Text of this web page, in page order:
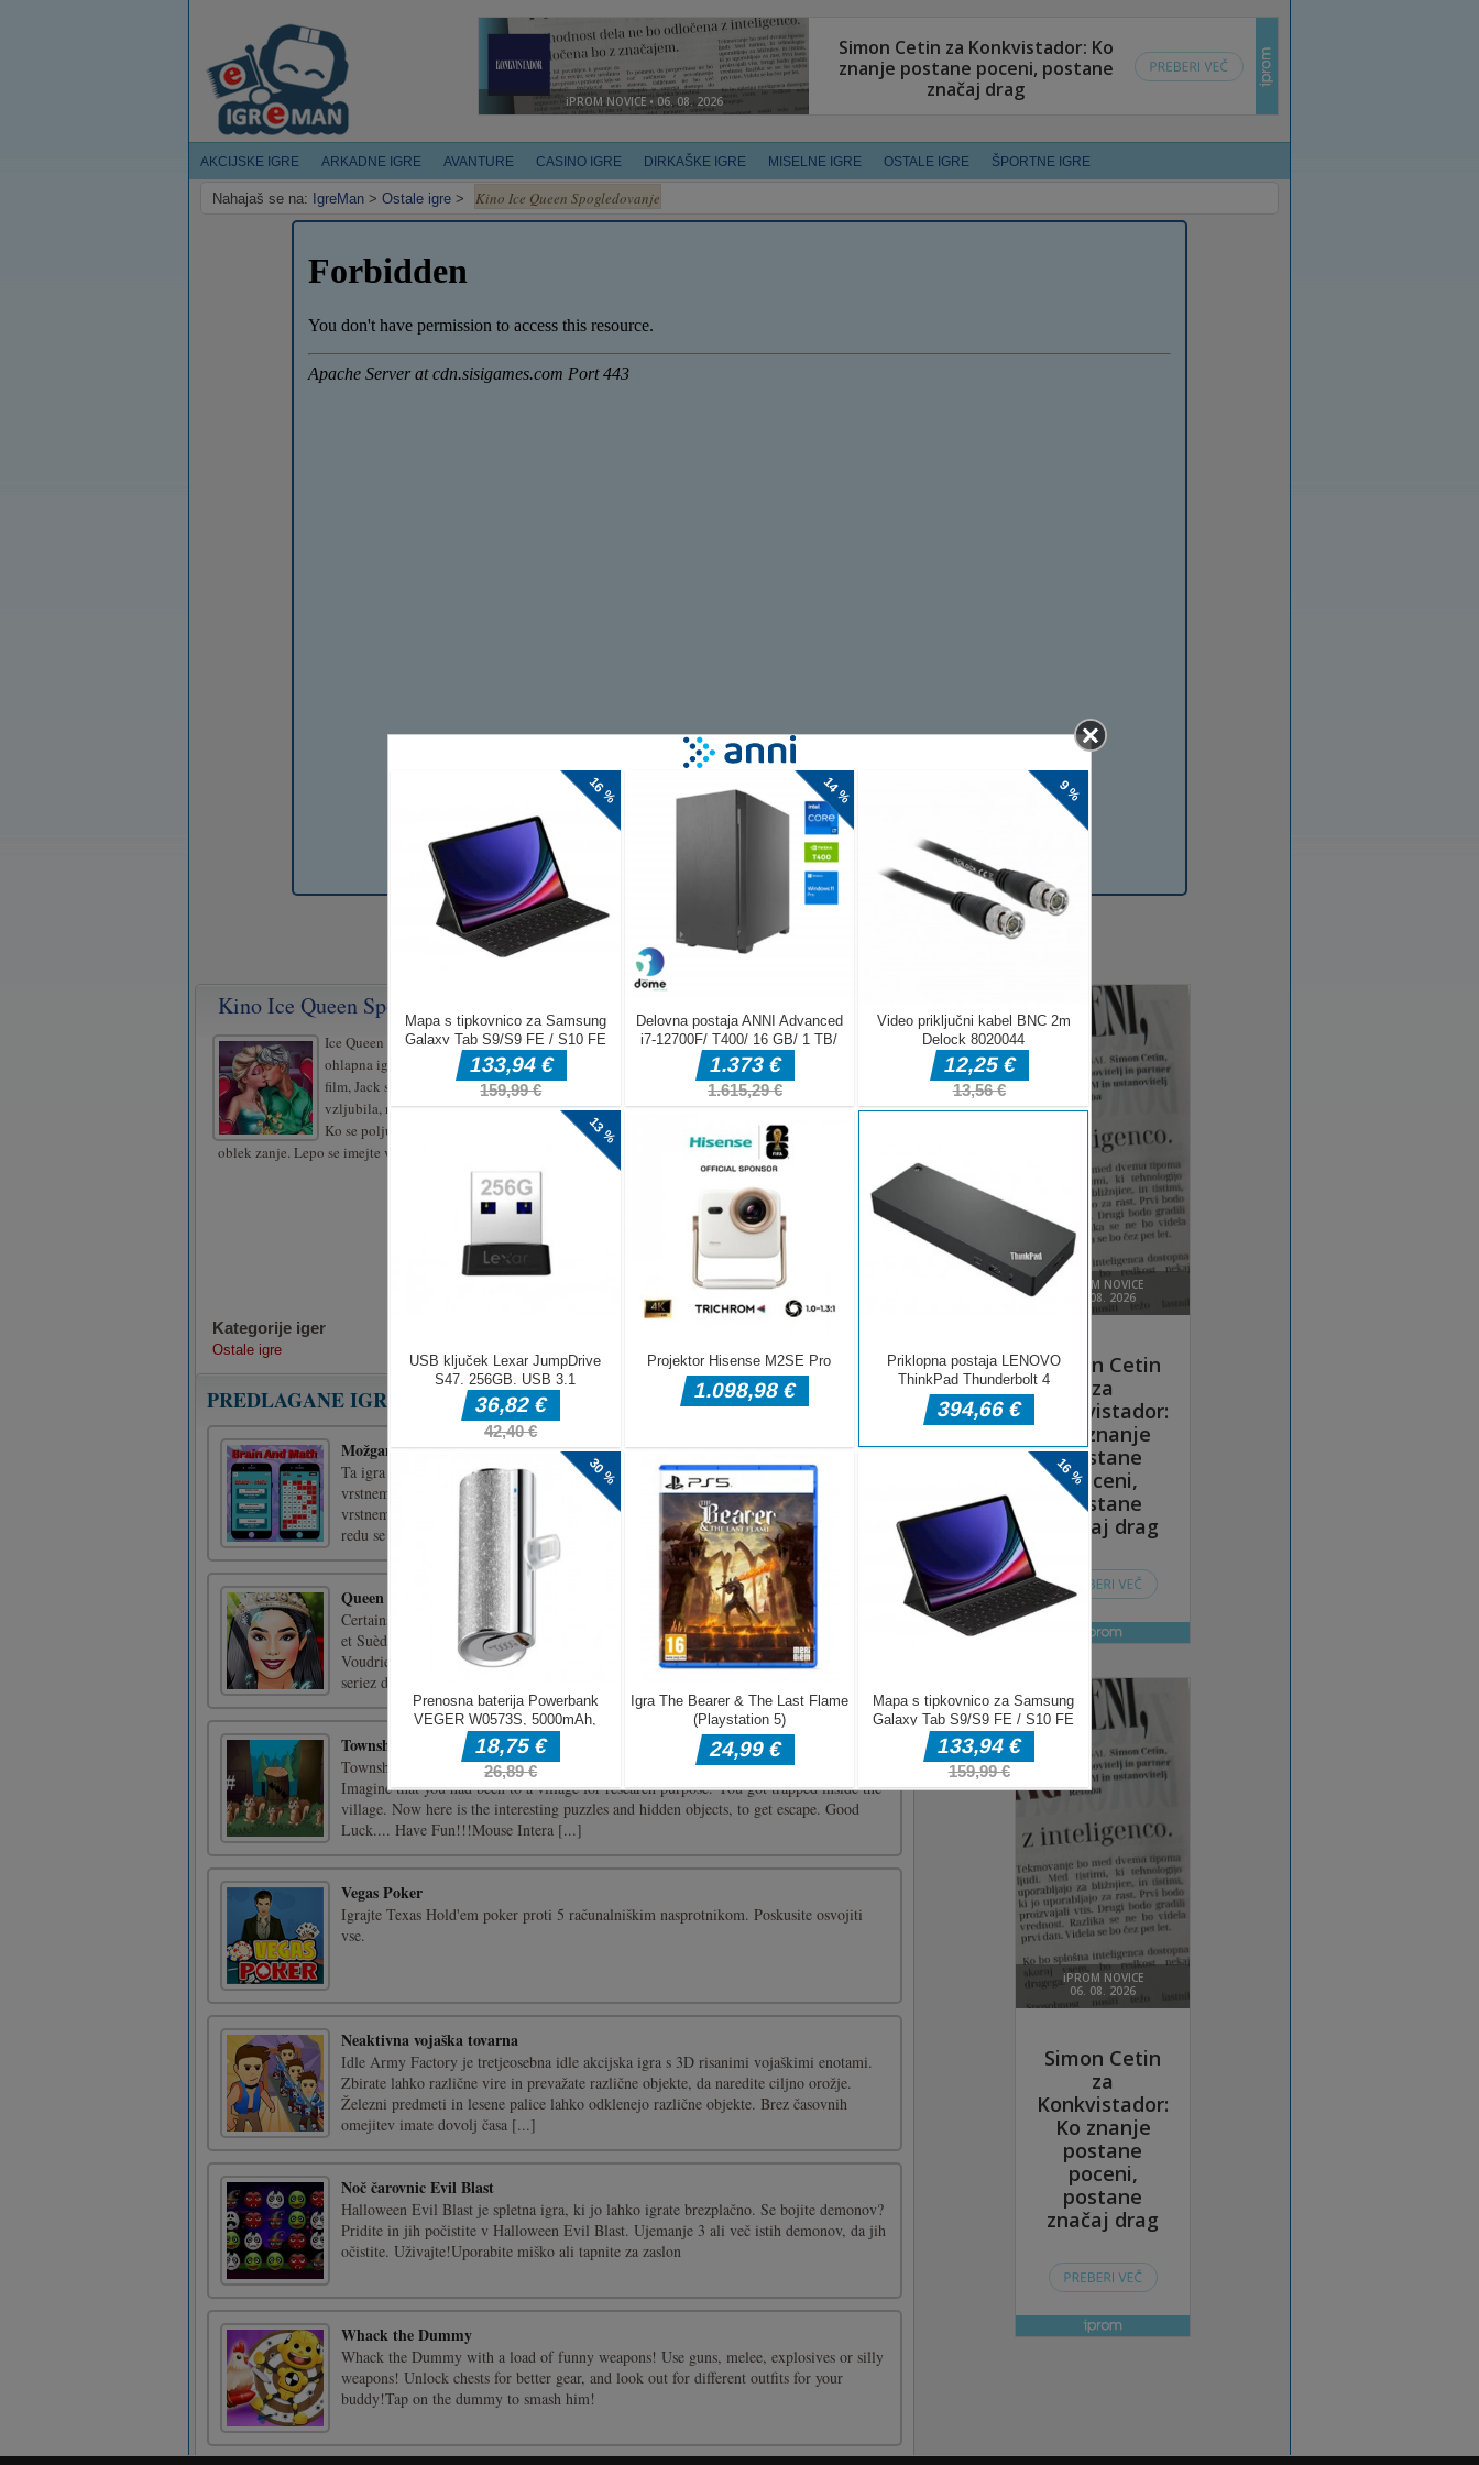
AKCIJSKE IGRE ARKADNE IGRE AVANTURE CASINO IGRE DIRKAŠKE IGRE MISELNE IGRE OSTALE IGRE ŠPORTNE IGRE
Nahajaš se na: IgreMan > Ostale igre > Kino Ice Queen Spogledovanje
Kino Ice Queen Spogledovanje
Ice Queen Cinema Flirting je zanimiva
ohlapna igra, Elsa in Jack si bosta ogledala
film, Jack se bo pogovarjal z Elso, da bi ga
vzljubila, nato pa se bosta lahko poljubila.
Ko se poljubijo, zamenjajte nekaj lepih
oblek zanje. Lepo se imejte v Kino Ice Queen Flirting!
Kategorije iger
Ostale igre
PREDLAGANE IGRE
Možgani in matematika
Ta igra temelji na rezultatih in čim prej morate najti številke v njihovem pravem
vrstnem redu. Obstajajo trije različni načini igranja: 1– običajen način: v pravem
vrstnem redu se morate dotakniti številk od 1 do 70; - obratni način: v pravem vrstnem
redu se morate dotakniti šte [...]
Queen Style Custom for girls
Certains pays ont une monarchie (par exemple Angleterre / Grande-Bretagne, Pays-Bas
et Suède). Ils sont gouvernés par des familles royales: rois, reines, princes et princesses.
Voudriez-vous vous imaginer être la reine d'un pays et expérimenter comment vous
seriez dans un palais [...]
Township Escape
Township Escape is a point and click game developed by 8B Games/Games2Mad.
Imagine that you had been to a village for research purpose. You got trapped inside the
village. Now here is the interesting puzzles and hidden objects, to get escape. Good
Luck.... Have Fun!!!Mouse Intera [...]
Vegas Poker
Igrajte Texas Hold'em poker proti 5 računalniškim nasprotnikom. Poskusite osvojiti
vse.
Neaktivna vojaška tovarna
Idle Army Factory je tretjeosebna idle akcijska igra s 3D risanimi vojaškimi enotami.
Zbirate lahko različne vire in prevažate različne objekte, da naredite ciljno orožje.
Železni predmeti in lesene palice lahko odklenejo različne objekte. Brez časovnih
omejitev imate dovolj časa [...]
Noč čarovnic Evil Blast
Halloween Evil Blast je spletna igra, ki jo lahko igrate brezplačno. Se bojite demonov?
Pridite in jih počistite v Halloween Evil Blast. Ujemanje 3 ali več istih demonov, da jih
očistite. Uživajte!Uporabite miško ali tapnite za zaslon
Whack the Dummy
Whack the Dummy with a load of funny weapons! Use guns, melee, explosives or silly
weapons! Unlock chests for better gear, and look out for different outfits for your
buddy!Tap on the dummy to smash him!